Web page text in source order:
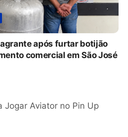
após furtar botijão
comercial em São José